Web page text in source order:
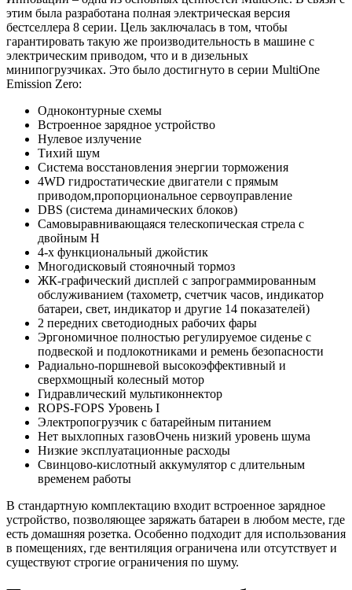
этим была разработана полная электрическая версия
бестселлера 8 серии. Цель заключалась в том, чтобы
гарантировать такую же производительность в машине с
электрическим приводом, что и в дизельных
минипогрузчиках. Это было достигнуто в серии MultiOne
Emission Zero:
Одноконтурные схемы
Встроенное зарядное устройство
Нулевое излучение
Тихий шум
Система восстановления энергии торможения
4WD гидростатические двигатели с прямым
приводом,пропорциональное сервоуправление
DBS (система динамических блоков)
Самовыравнивающаяся телескопическая стрела с
двойным Н
4-х функциональный джойстик
Многодисковый стояночный тормоз
ЖК-графический дисплей с запрограммированным
обслуживанием (тахометр, счетчик часов, индикатор
батареи, свет, индикатор и другие 14 показателей)
2 передних светодиодных рабочих фары
Эргономичное полностью регулируемое сиденье с
подвеской и подлокотниками и ремень безопасности
Радиально-поршневой высокоэффективный и
сверхмощный колесный мотор
Гидравлический мультиконнектор
ROPS-FOPS Уровень I
Электропогрузчик с батарейным питанием
Нет выхлопных газовОчень низкий уровень шума
Низкие эксплуатационные расходы
Свинцово-кислотный аккумулятор с длительным
временем работы
В стандартную комплектацию входит встроенное зарядное
устройство, позволяющее заряжать батареи в любом месте, где
есть домашняя розетка. Особенно подходит для использования
в помещениях, где вентиляция ограничена или отсутствует и
существуют строгие ограничения по шуму.